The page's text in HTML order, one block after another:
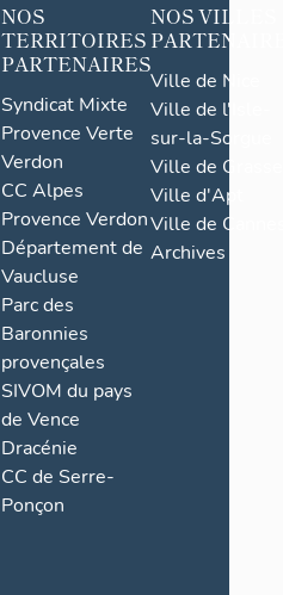
NOS
TERRITOIRES
PARTENAIRES
Syndicat Mixte
Provence Verte
Verdon
CC Alpes
Provence Verdon
Département de
Vaucluse
Parc des
Baronnies
provençales
SIVOM du pays
de Vence
Dracénie
CC de Serre-
Ponçon
NOS VILLES
Ville de Nice
Ville de l'Isle-
sur-la-Sorgue
Ville de Grasse
Ville d'Apt
Ville de
Archives